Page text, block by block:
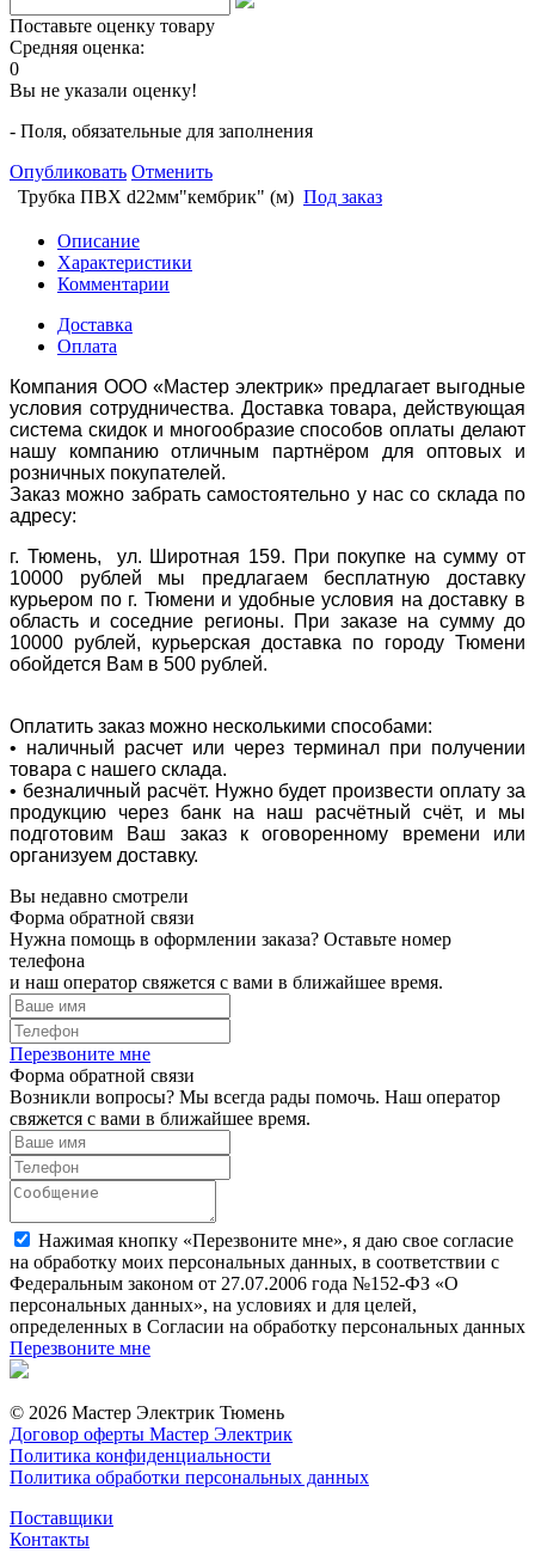
Поставьте оценку товару
Средняя оценка:
0
Вы не указали оценку!
- Поля, обязательные для заполнения
Опубликовать Отменить
Трубка ПВХ d22мм"кембрик" (м) Под заказ
Описание
Характеристики
Комментарии
Доставка
Оплата
Компания ООО «Мастер электрик» предлагает выгодные
условия сотрудничества. Доставка товара, действующая
система скидок и многообразие способов оплаты делают
нашу компанию отличным партнёром для оптовых и
розничных покупателей.
Заказ можно забрать самостоятельно у нас со склада по
адресу:
г. Тюмень, ул. Широтная 159. При покупке на сумму от
10000 рублей мы предлагаем бесплатную доставку
курьером по г. Тюмени и удобные условия на доставку в
область и соседние регионы. При заказе на сумму до
10000 рублей, курьерская доставка по городу Тюмени
обойдется Вам в 500 рублей.
Оплатить заказ можно несколькими способами:
• наличный расчет или через терминал при получении
товара с нашего склада.
• безналичный расчёт. Нужно будет произвести оплату за
продукцию через банк на наш расчётный счёт, и мы
подготовим Ваш заказ к оговоренному времени или
организуем доставку.
Вы недавно смотрели
Форма обратной связи
Нужна помощь в оформлении заказа? Оставьте номер
телефона
и наш оператор свяжется с вами в ближайшее время.
Перезвоните мне
Форма обратной связи
Возникли вопросы? Мы всегда рады помочь. Наш оператор
свяжется с вами в ближайшее время.
Нажимая кнопку «Перезвоните мне», я даю свое согласие
на обработку моих персональных данных, в соответствии с
Федеральным законом от 27.07.2006 года №152-ФЗ «О
персональных данных», на условиях и для целей,
определенных в Согласии на обработку персональных данных
Перезвоните мне
© 2026 Мастер Электрик Тюмень
Договор оферты Мастер Электрик
Политика конфиденциальности
Политика обработки персональных данных
Поставщики
Контакты